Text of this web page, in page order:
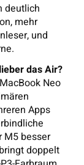
deutlich
mehr
und
das Air?
Neo
Apps
M5 besser
doppelt